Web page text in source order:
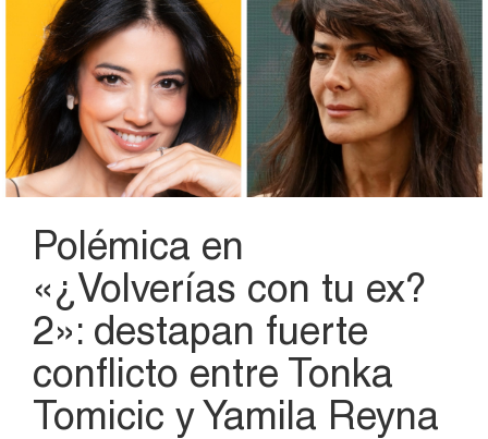
Polémica en
«¿Volverías con tu ex?
2»: destapan fuerte
conflicto entre Tonka
Tomicic y Yamila Reyna